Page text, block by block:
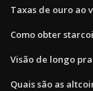
Taxas de ouro ao
Como obter
Visão de longo
Quais são as